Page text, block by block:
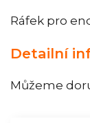
Můžeme
Ráfek pro
Detailní